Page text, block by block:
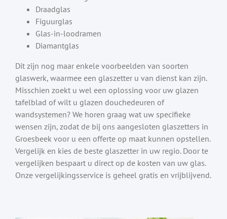
Draadglas
Figuurglas
Glas-in-loodramen
Diamantglas
Dit zijn nog maar enkele voorbeelden van soorten
glaswerk, waarmee een glaszetter u van dienst kan zijn.
Misschien zoekt u wel een oplossing voor uw glazen
tafelblad of wilt u glazen douchedeuren of
wandsystemen? We horen graag wat uw specifieke
wensen zijn, zodat de bij ons aangesloten glaszetters in
Groesbeek voor u een offerte op maat kunnen opstellen.
Vergelijk en kies de beste glaszetter in uw regio. Door te
vergelijken bespaart u direct op de kosten van uw glas.
Onze vergelijkingsservice is geheel gratis en vrijblijvend.